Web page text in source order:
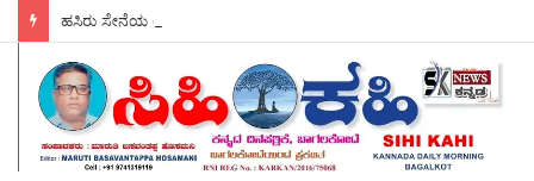
ಹಸಿರು ಸೇನೆಯ ಯುವ ಘಟಕದ ಅಧ್ಯಕ್ಷರಾಗಿ ಪ್ರಶಾಂತ ಭೂಸನೂರ ಆಯ್ಕೆ.